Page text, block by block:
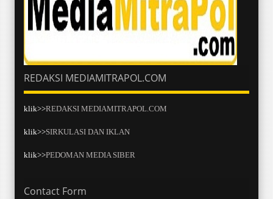
REDAKSI MEDIAMITRAPOL.COM
klik>>REDAKSI MEDIAMITRAPOL.COM
klik>>SIRKULASI DAN IKLAN
klik>>PEDOMAN MEDIA SIBER
Contact Form